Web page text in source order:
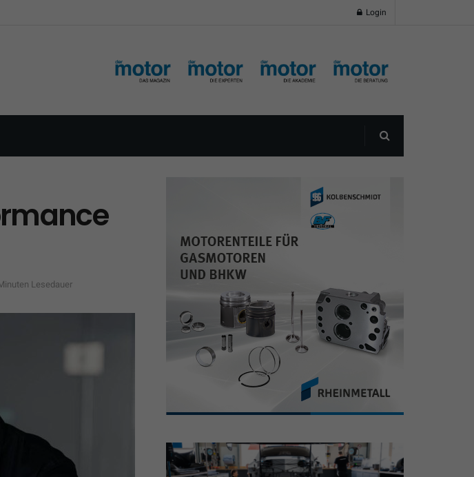
Login
Lesedauer